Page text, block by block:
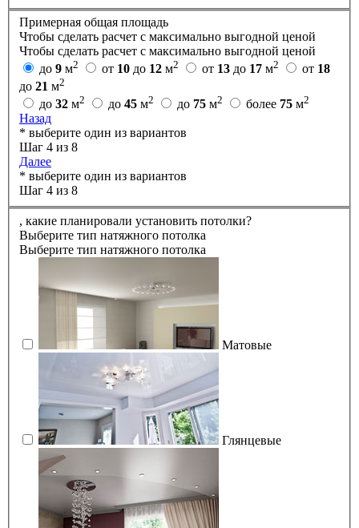
Примерная общая площадь
Чтобы сделать расчет с максимально выгодной ценой
Чтобы сделать расчет с максимально выгодной ценой
до 9 м2 от 10 до 12 м2 от 13 до 17 м2 от 18
до 21 м2
до 32 м2 до 45 м2 до 75 м2 более 75 м2
Назад
* выберите один из вариантов
Шаг 4 из 8
Далее
* выберите один из вариантов
Шаг 4 из 8
, какие планировали установить потолки?
Выберите тип натяжного потолка
Выберите тип натяжного потолка
Матовые
Глянцевые